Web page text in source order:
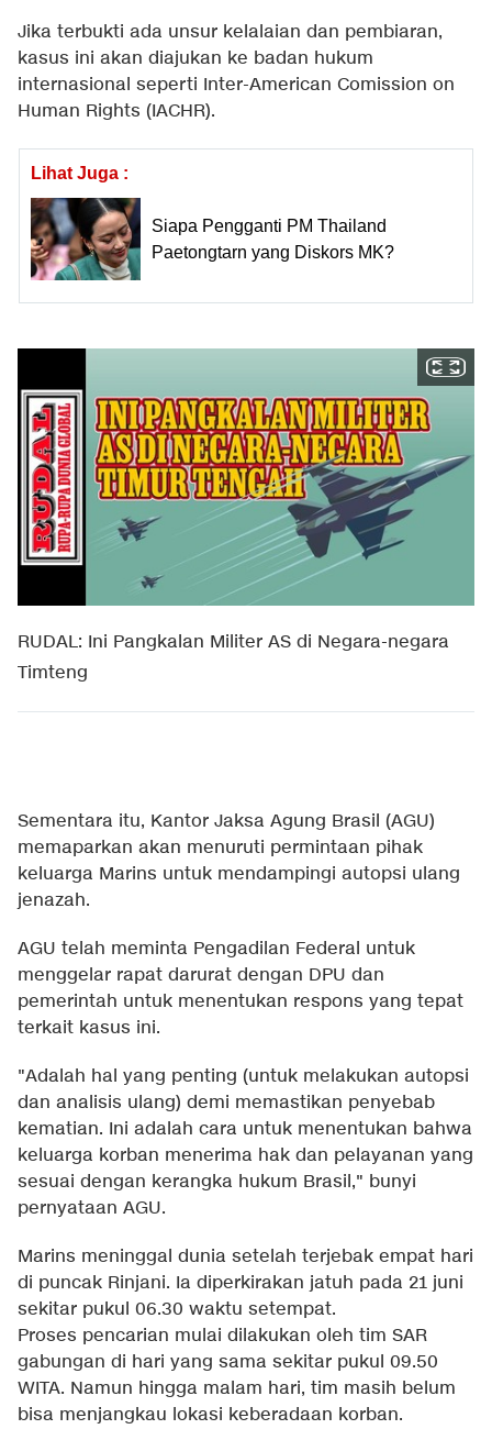
Jika terbukti ada unsur kelalaian dan pembiaran,
kasus ini akan diajukan ke badan hukum
internasional seperti Inter-American Comission on
Human Rights (IACHR).
Lihat Juga :
Siapa Pengganti PM Thailand
Paetongtarn yang Diskors MK?
RUDAL: Ini Pangkalan Militer AS di Negara-negara
Timteng
Sementara itu, Kantor Jaksa Agung Brasil (AGU)
memaparkan akan menuruti permintaan pihak
keluarga Marins untuk mendampingi autopsi ulang
jenazah.
AGU telah meminta Pengadilan Federal untuk
menggelar rapat darurat dengan DPU dan
pemerintah untuk menentukan respons yang tepat
terkait kasus ini.
"Adalah hal yang penting (untuk melakukan autopsi
dan analisis ulang) demi memastikan penyebab
kematian. Ini adalah cara untuk menentukan bahwa
keluarga korban menerima hak dan pelayanan yang
sesuai dengan kerangka hukum Brasil," bunyi
pernyataan AGU.
Marins meninggal dunia setelah terjebak empat hari
di puncak Rinjani. Ia diperkirakan jatuh pada 21 juni
sekitar pukul 06.30 waktu setempat.
Proses pencarian mulai dilakukan oleh tim SAR
gabungan di hari yang sama sekitar pukul 09.50
WITA. Namun hingga malam hari, tim masih belum
bisa menjangkau lokasi keberadaan korban.